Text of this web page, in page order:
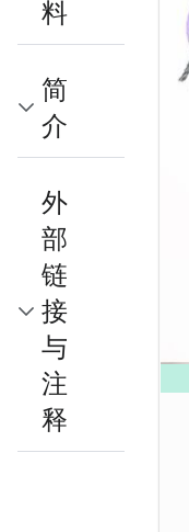
料
简
介
外
部
链
接
与
注
释